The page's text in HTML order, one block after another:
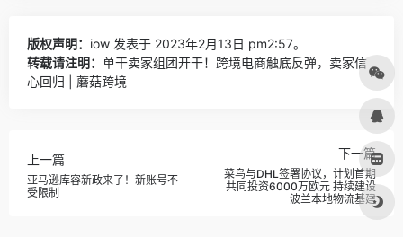
版权声明： iow 发表于 2023年2月13日 pm2:57。
转载请注明： 单干卖家组团开干！跨境电商触底反弹，卖家信
心回归 | 蘑菇跨境
上一篇
亚马逊库容新政来了！新账号不
受限制
下一篇
菜鸟与DHL签署协议，计划首期
共同投资6000万欧元 持续建设
波兰本地物流基建